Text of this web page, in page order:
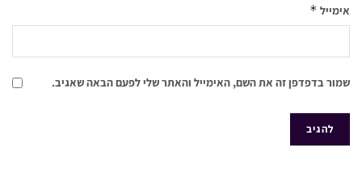
אימייל *
שמור בדפדפן זה את השם, האימייל והאתר שלי לפעם הבאה שאגיב.